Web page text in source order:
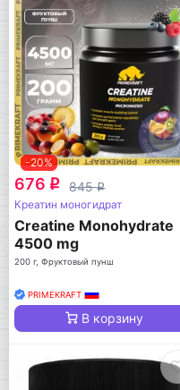
-20%
676 q 845q
Креатин моногидрат
Creatine Monohydrate
4500 mg
200 г, Фруктовый пунш
PRIMEKRAFT
В корзину